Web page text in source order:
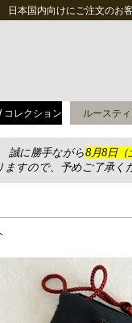
日本国内向けにご注文のお
コレクション ルーステ
誠に勝手ながら8月8日（
すので、予めご了承く